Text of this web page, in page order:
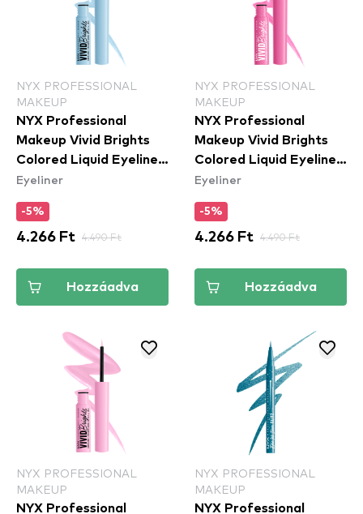
NYX PROFESSIONAL
MAKEUP
NYX Professional
Makeup Vivid Brights
Colored Liquid Eyeliner
- Blue Thang (VBLL06)
Eyeliner
-5%
4.266 Ft 4.490 Ft
Hozzáadva
NYX PROFESSIONAL
MAKEUP
NYX Professional
Makeup Vivid Brights
Colored Liquid Eyeliner
- Don't Pink Twice
tus
Eyeliner
-5%
4.266 Ft 4.490 Ft
Hozzáadva
NYX PROFESSIONAL
MAKEUP
NYX Professional
NYX PROFESSIONAL
MAKEUP
NYX Professional